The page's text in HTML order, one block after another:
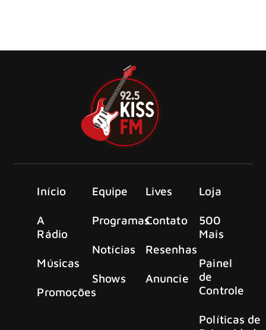
Início
A
Rádio
Músicas
Promoções
Equipe
Programas
Notícias
Shows
Lives
Contato
Resenhas
Anuncie
Loja
500
Mais
Painel
de
Controle
Políticas de